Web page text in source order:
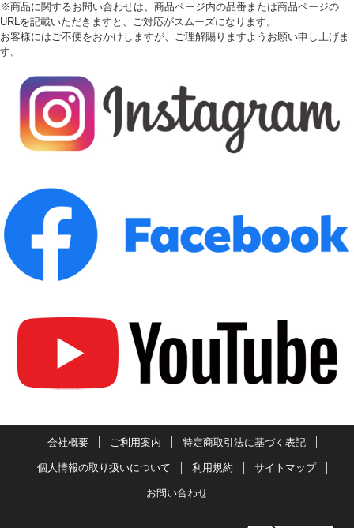
※商品に関するお問い合わせは、商品ページ内の品番または商品ページの
URLを記載いただきますと、ご対応がスムーズになります。
お客様にはご不便をおかけしますが、ご理解賜りますようお願い申し上げま
す。
会社概要 ご利用案内 特定商取引法に基づく表記
個人情報の取り扱いについて 利用規約 サイトマップ
お問い合わせ